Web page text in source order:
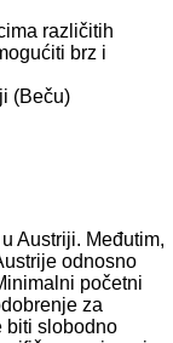
različitih
brz i
Austriji. Međutim,
odnosno
početni
za
biti slobodno